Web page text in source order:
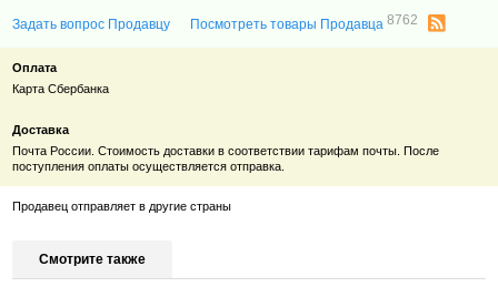
Задать вопрос Продавцу Посмотреть товары Продавца8762
Оплата
Карта Сбербанка
Доставка
Почта России. Стоимость доставки в соответствии тарифам почты. После
поступления оплаты осуществляется отправка.
Продавец отправляет в другие страны
Смотрите также